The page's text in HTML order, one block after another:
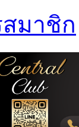
มาชิก